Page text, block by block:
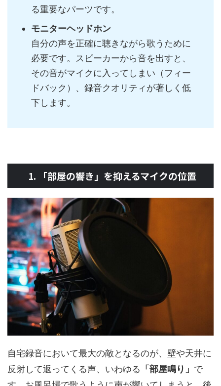
る重要なパーツです。
モニターヘッドホン
自分の声を正確に聴きながら歌うために
必要です。スピーカーから音を出すと、
その音がマイクに入ってしまい（フィー
ドバック）、録音クオリティが著しく低
下します。
1. 「部屋の響き」を抑えるマイクの位置
自宅録音において最大の敵となるのが、壁や天井に
反射して返ってくる声、いわゆる 「部屋鳴り」 で